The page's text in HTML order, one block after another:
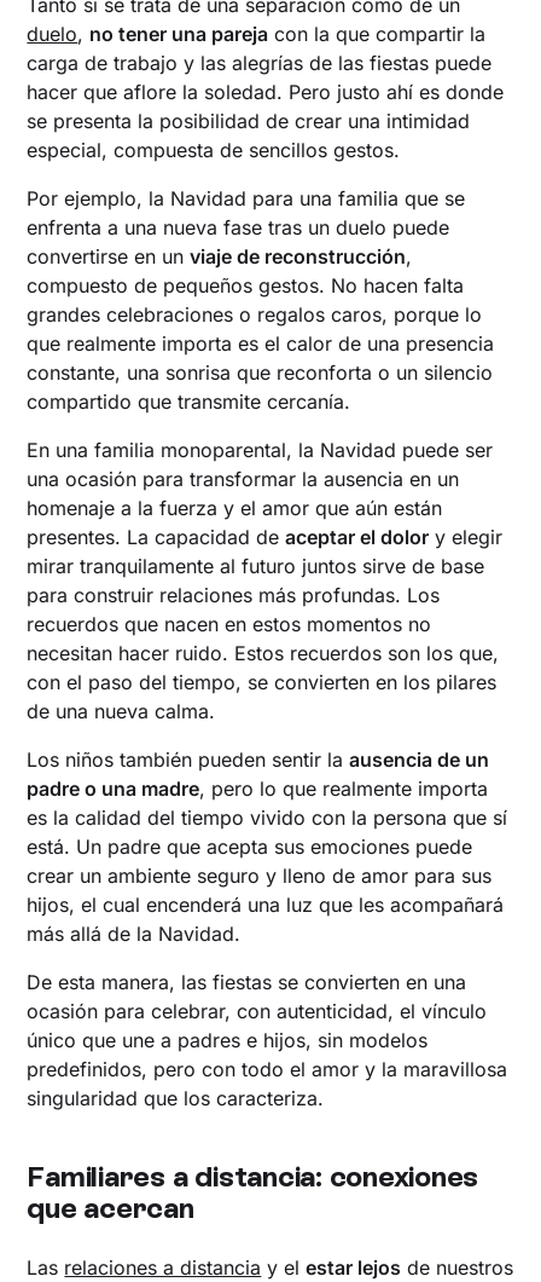
duelo, no tener una pareja con la que compartir la
carga de trabajo y las alegrías de las fiestas puede
hacer que aflore la soledad. Pero justo ahí es donde
se presenta la posibilidad de crear una intimidad
especial, compuesta de sencillos gestos.
Por ejemplo, la Navidad para una familia que se
enfrenta a una nueva fase tras un duelo puede
convertirse en unviaje de reconstrucción,
compuesto de pequeños gestos. No hacen falta
grandes celebraciones o regalos caros, porque lo
que realmente importa es el calor de una presencia
constante, una sonrisa que reconforta o un silencio
compartido que transmite cercanía.
En una familia monoparental, la Navidad puede ser
una ocasión para transformar la ausencia en un
homenaje a la fuerza y el amor que aún están
presentes. La capacidad deaceptar el dolor y elegir
mirar tranquilamente al futuro juntos sirve de base
para construir relaciones más profundas. Los
recuerdos que nacen en estos momentos no
necesitan hacer ruido. Estos recuerdos son los que,
con el paso del tiempo, se convierten en los pilares
de una nueva calma.
Los niños también pueden sentir laausencia de un
padre o una madre, pero lo que realmente importa
es la calidad del tiempo vivido con la persona que sí
está. Un padre que acepta sus emociones puede
crear un ambiente seguro y lleno de amor para sus
hijos, el cual encenderá una luz que les acompañará
más allá de la Navidad.
De esta manera, las fiestas se convierten en una
ocasión para celebrar, con autenticidad, el vínculo
único que une a padres e hijos, sin modelos
predefinidos, pero con todo el amor y la maravillosa
singularidad que los caracteriza.
Familiares a distancia: conexiones
que acercan
Las relaciones a distancia y elestar lejos de nuestros